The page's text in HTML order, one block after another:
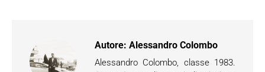
Autore: Alessandro Colombo
Alessandro Colombo, classe 1983.